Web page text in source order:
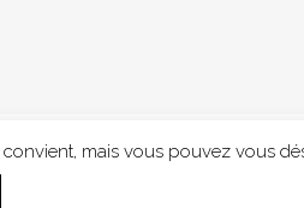
mais vous pouvez vous